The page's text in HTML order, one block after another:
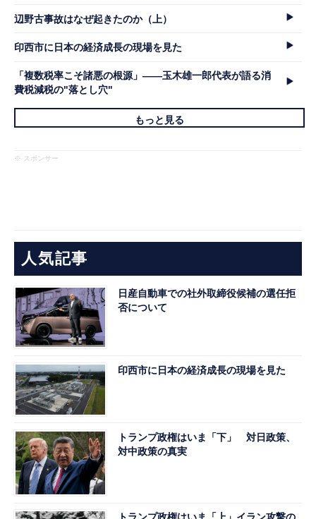
辺野古事故はなぜ起きたのか（上）
印西市に日本の経済成長の現場を見た
「複数税率こそ諸悪の根源」――玉木雄一郎代表が語る消
費税減税の"落とし穴"
もっと見る
※ スポンサー
人気記事
日産自動車での社外取締役候補の選任拒
否について
印西市に日本の経済成長の現場を見た
トランプ政権はいま「下」 対日政策、
対中政策の真実